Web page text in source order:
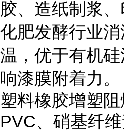
胶、造纸制浆、
化肥发酵行业
温，优于有机
响漆膜附着力。
塑料橡胶增塑阻
PVC、硝基纤